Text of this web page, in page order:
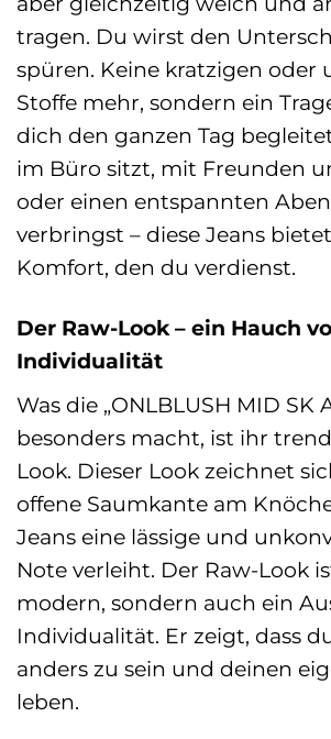
tragen. Du wirst den
spüren. Keine kratzigen oder
Stoffe mehr, sondern ein
dich den ganzen Tag
im Büro sitzt, mit Freunden
oder einen entspannten
verbringst – diese Jeans
Komfort, den du verdienst.
Der Raw-Look – ein Hauch
Individualität
Was die „ONLBLUSH MID SK
besonders macht, ist ihr
Look. Dieser Look zeichnet
offene Saumkante am
Jeans eine lässige und
Note verleiht. Der Raw-Look
modern, sondern auch ein
Individualität. Er zeigt, dass
anders zu sein und deinen
leben.